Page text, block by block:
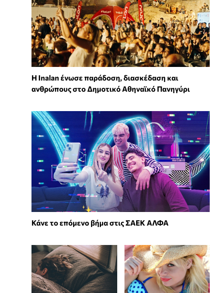
Η Inalan ένωσε παράδοση, διασκέδαση και
ανθρώπους στο Δημοτικό Αθηναϊκό Πανηγύρι
Κάνε το επόμενο βήμα στις ΣΑΕΚ ΑΛΦΑ